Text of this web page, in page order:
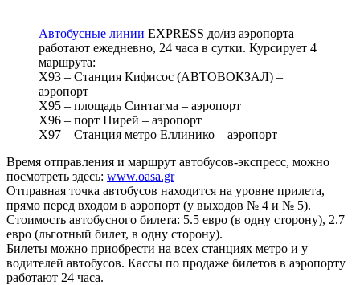
Автобусные линии EXPRESS до/из аэропорта
работают ежедневно, 24 часа в сутки. Курсирует 4
маршрута:
Χ93 – Станция Кифисос (АВТОВОКЗАЛ) –
аэропорт
Х95 – площадь Синтагма – аэропорт
Х96 – порт Пирей – аэропорт
X97 – Станция метро Еллинико – аэропорт
Время отправления и маршрут автобусов-экспресс, можно
посмотреть здесь: www.oasa.gr
Отправная точка автобусов находится на уровне прилета,
прямо перед входом в аэропорт (у выходов № 4 и № 5).
Стоимость автобусного билета: 5.5 евро (в одну сторону), 2.7
евро (льготный билет, в одну сторону).
Билеты можно приобрести на всех станциях метро и у
водителей автобусов. Кассы по продаже билетов в аэропорту
работают 24 часа.